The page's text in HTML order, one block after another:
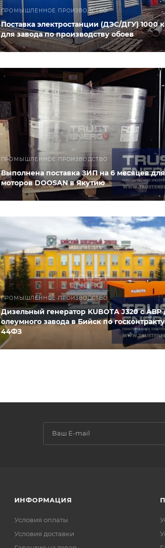
ПРОМЫШЛЕННОЕ ПРОИЗВОДСТВО
Поставка электростанции (ДЭС/ДГУ) 1000
для завода по производству обоев
ПРОМЫШЛЕННОЕ ПРОИЗВОДСТВО
Выполнена поставка ЗИП на 6 месяцев для
моторов DOOSAN в Якутию
ПРОМЫШЛЕННОЕ ПРОИЗВОДСТВО
Дизельный генератор KUBOTA J320 с АВР
олеумного завода в Бийск по госконтракту
44ФЗ
ИНФОРМАЦИЯ
Условия оплаты
Условия доставки